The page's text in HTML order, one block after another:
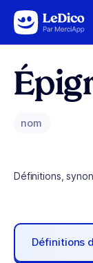
Aller au contenu
nom
Définitions,
Définitions